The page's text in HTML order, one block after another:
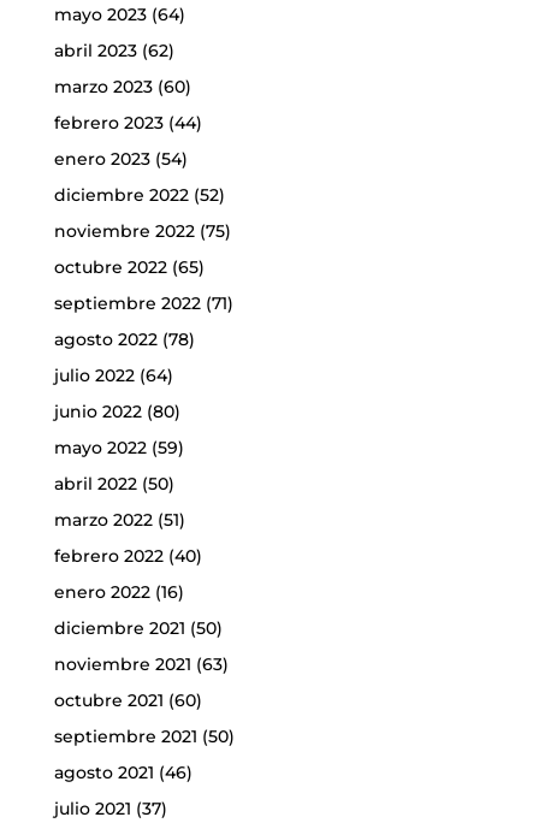
mayo 2023(64)
abril 2023(62)
marzo 2023(60)
febrero 2023(44)
enero 2023(54)
diciembre 2022(52)
noviembre 2022(75)
octubre 2022(65)
septiembre 2022(71)
agosto 2022(78)
julio 2022(64)
junio 2022(80)
mayo 2022(59)
abril 2022(50)
marzo 2022(51)
febrero 2022(40)
enero 2022(16)
diciembre 2021 (50)
noviembre 2021 (63)
octubre 2021 (60)
septiembre 2021 (50)
agosto 2021 (46)
julio 2021 (37)